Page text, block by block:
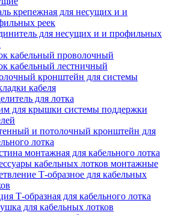
крепежная для несущих и и
реек
для несущих и и профильных
кабельный проволочный
кабельный лестничный
кронштейн для системы
кабеля
для лотка
для крышки системы поддержки
и потолочный кронштейн для
лотка
монтажная для кабельного лотка
кабельных лотков монтажные
Т-образное для кабельных
Т-образная для кабельного лотка
для кабельных лотков